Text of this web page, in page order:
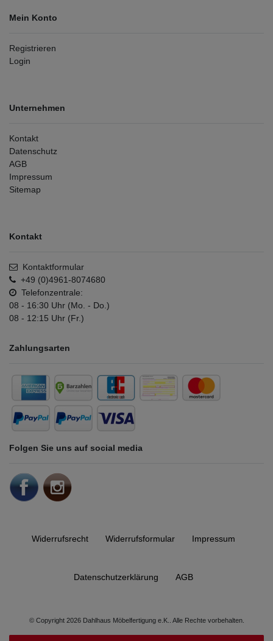
Mein Konto
Registrieren
Login
Unternehmen
Kontakt
Datenschutz
AGB
Impressum
Sitemap
Kontakt
Kontaktformular
+49 (0)4961-8074680
Telefonzentrale:
08 - 16:30 Uhr (Mo. - Do.)
08 - 12:15 Uhr (Fr.)
Zahlungsarten
Folgen Sie uns auf social media
Widerrufs­recht Widerrufs­formular Impressum
Daten­schutz­erklärung AGB
© Copyright 2026 Dahlhaus Möbelfertigung e.K.. Alle Rechte vorbehalten.